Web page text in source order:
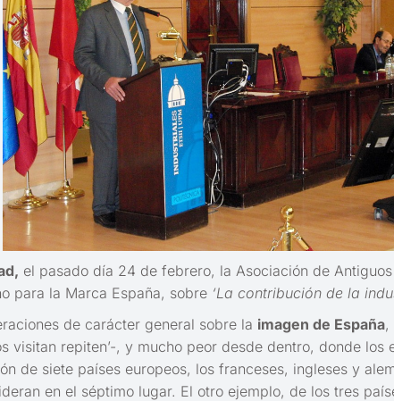
el pasado día 24 de febrero, la Asociación de
para la Marca España, sobre ‘La contribución de la
de carácter general sobre la imagen de España,
visitan repiten’-, y mucho peor desde dentro, donde
de siete países europeos, los franceses, ingleses y
en el séptimo lugar. El otro ejemplo, de los tres